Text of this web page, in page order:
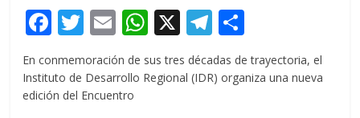
F
e
b
T
itt
er
E
m
ai
l
W
at
X T
el
e
o
m
En conmemoración de sus tres décadas de trayectoria, el
Instituto de Desarrollo Regional (IDR) organiza una nueva
edición del Encuentro